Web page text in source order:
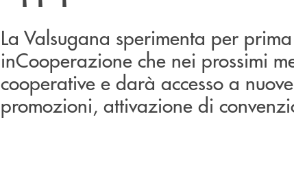
La Valsugana sperimenta per
inCooperazione che nei prossimi
cooperative e darà accesso a
promozioni, attivazione di